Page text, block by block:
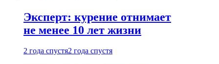
Эксперт: курение отнимает
не менее 10 лет жизни
2 года спустя2 года спустя